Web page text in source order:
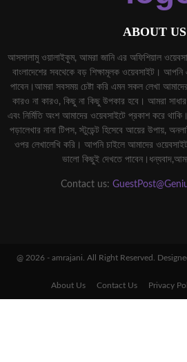
ABOUT US
আসসালামু ওয়ালাইকুম, আমরা জানি এর অফিশিয়াল
বাংলাদেশের সবথেকে বড় শিক্ষামূলক ওয়েবসাইট। আপনি
পাবেন।আমরা সবসময় চেষ্টা করি এমন সকল লেখা
কারও না কারও, কিছু না কিছু উপকার হবে। আমরা
এবং নির্মিতি অংশ আমাদের ওয়েবসাইটে প্রকাশ করে
পড়ালেখার নানা টিপস, স্টুডেন্ট হিসেবে আয়ের উপায়,
ওপর লেখালেখি করি। আপনি চাইলে আমাদের
ভালো কিছুই দেখতে
Contact us:
@ 2026 - amrajani. All Right Reserved.
About Us Contact Us Privacy